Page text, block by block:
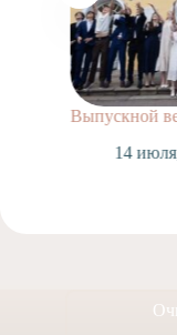
Выпускной
14